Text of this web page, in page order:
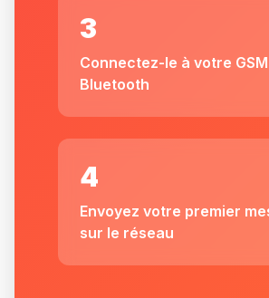
3
Connectez-le à votre
Bluetooth
4
Envoyez votre premier
sur le réseau